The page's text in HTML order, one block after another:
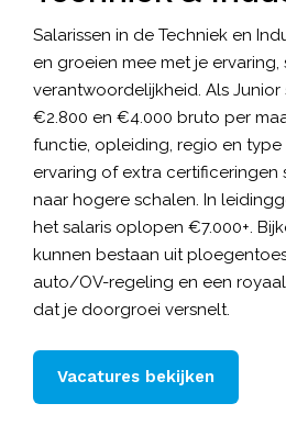
Salarissen in de Techniek en
en groeien mee met je ervaring,
verantwoordelijkheid. Als Junior
€2.800 en €4.000 bruto per
functie, opleiding, regio en type
ervaring of extra certificeringen
naar hogere schalen. In
het salaris oplopen €7.000+.
kunnen bestaan uit
auto/OV-regeling en een
dat je doorgroei versnelt.
Vacatures bekijken